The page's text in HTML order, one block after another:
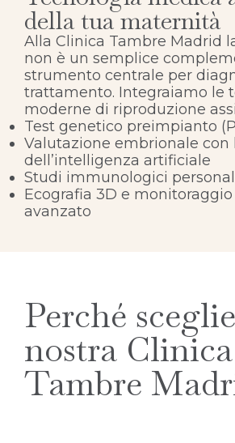
della tua maternità
Alla Clinica Tambre Madrid
non è un semplice
strumento centrale per
trattamento. Integraiamo le
moderne di riproduzione
Test genetico preimpianto
Valutazione embrionale con
dell’intelligenza artificiale
Studi immunologici
Ecografia 3D e
avanzato
Perché
nostra Clinica
Tambre